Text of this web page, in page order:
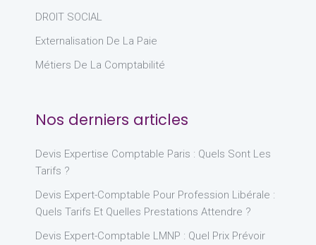
DROIT SOCIAL
Externalisation De La Paie
Métiers De La Comptabilité
Nos derniers articles
Devis Expertise Comptable Paris : Quels Sont Les
Tarifs ?
Devis Expert-Comptable Pour Profession Libérale :
Quels Tarifs Et Quelles Prestations Attendre ?
Devis Expert-Comptable LMNP : Quel Prix Prévoir